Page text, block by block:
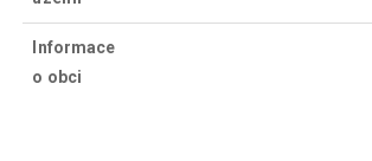
Informace
o obci